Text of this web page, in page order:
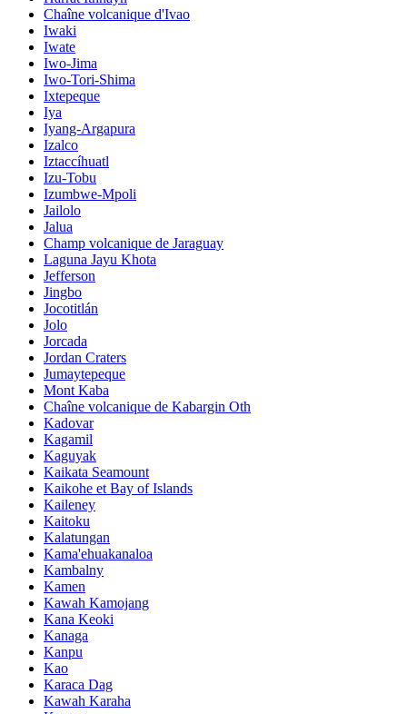
Chaîne volcanique d'Ivao
Iwaki
Iwate
Iwo-Jima
Iwo-Tori-Shima
Ixtepeque
Iya
Iyang-Argapura
Izalco
Iztaccíhuatl
Izu-Tobu
Izumbwe-Mpoli
Jailolo
Jalua
Champ volcanique de Jaraguay
Laguna Jayu Khota
Jefferson
Jingbo
Jocotitlán
Jolo
Jorcada
Jordan Craters
Jumaytepeque
Mont Kaba
Chaîne volcanique de Kabargin Oth
Kadovar
Kagamil
Kaguyak
Kaikata Seamount
Kaikohe et Bay of Islands
Kaileney
Kaitoku
Kalatungan
Kama'ehuakanaloa
Kambalny
Kamen
Kawah Kamojang
Kana Keoki
Kanaga
Kanpu
Kao
Karaca Dag
Kawah Karaha